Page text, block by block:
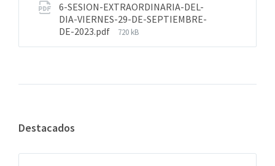
6-SESION-EXTRAORDINARIA-DEL-
DIA-VIERNES-29-DE-SEPTIEMBRE-
DE-2023.pdf
720 kB
Destacados